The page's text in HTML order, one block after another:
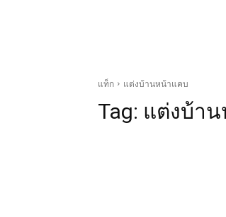
แท็ก แต่งบ้านหน้าแคบ
Tag: แต่งบ้า